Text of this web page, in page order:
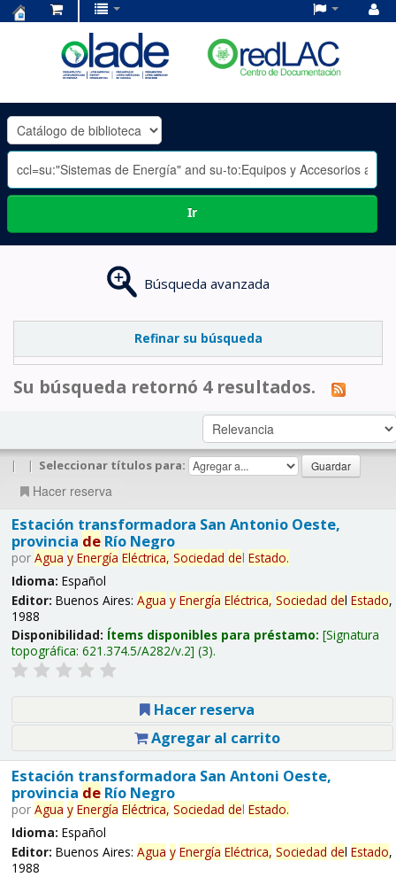
OLADE
-
Ir
Búsqueda avanzada
Refinar su búsqueda
Su búsqueda retornó 4 resultados.
| | Seleccionar títulos para:
Hacer reserva
Estación transformadora San Antonio Oeste,
provincia deRío Negro
por Agua y Energía Eléctrica, Sociedad del Estado.
Idioma: Español
Editor: Buenos Aires: Agua y Energía Eléctrica, Sociedad del Estado,
1988
Disponibilidad: Ítems disponibles para préstamo: Signatura
topográfica: 621.374.5/A282/v.2 (3).
Hacer reserva
Agregar al carrito
Estación transformadora San Antoni Oeste,
provincia deRío Negro
por Agua y Energía Eléctrica, Sociedad del Estado.
Idioma: Español
Editor: Buenos Aires: Agua y Energía Eléctrica, Sociedad del Estado,
1988